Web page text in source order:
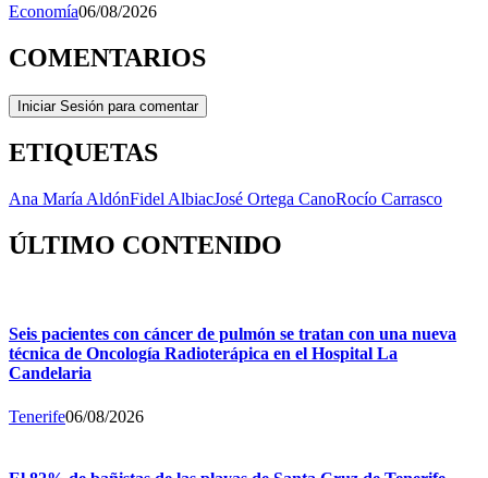
Economía06/08/2026
COMENTARIOS
Iniciar Sesión para comentar
ETIQUETAS
Ana María AldónFidel AlbiacJosé Ortega CanoRocío Carrasco
ÚLTIMO CONTENIDO
Seis pacientes con cáncer de pulmón se tratan con una nueva
técnica de Oncología Radioterápica en el Hospital La
Candelaria
Tenerife06/08/2026